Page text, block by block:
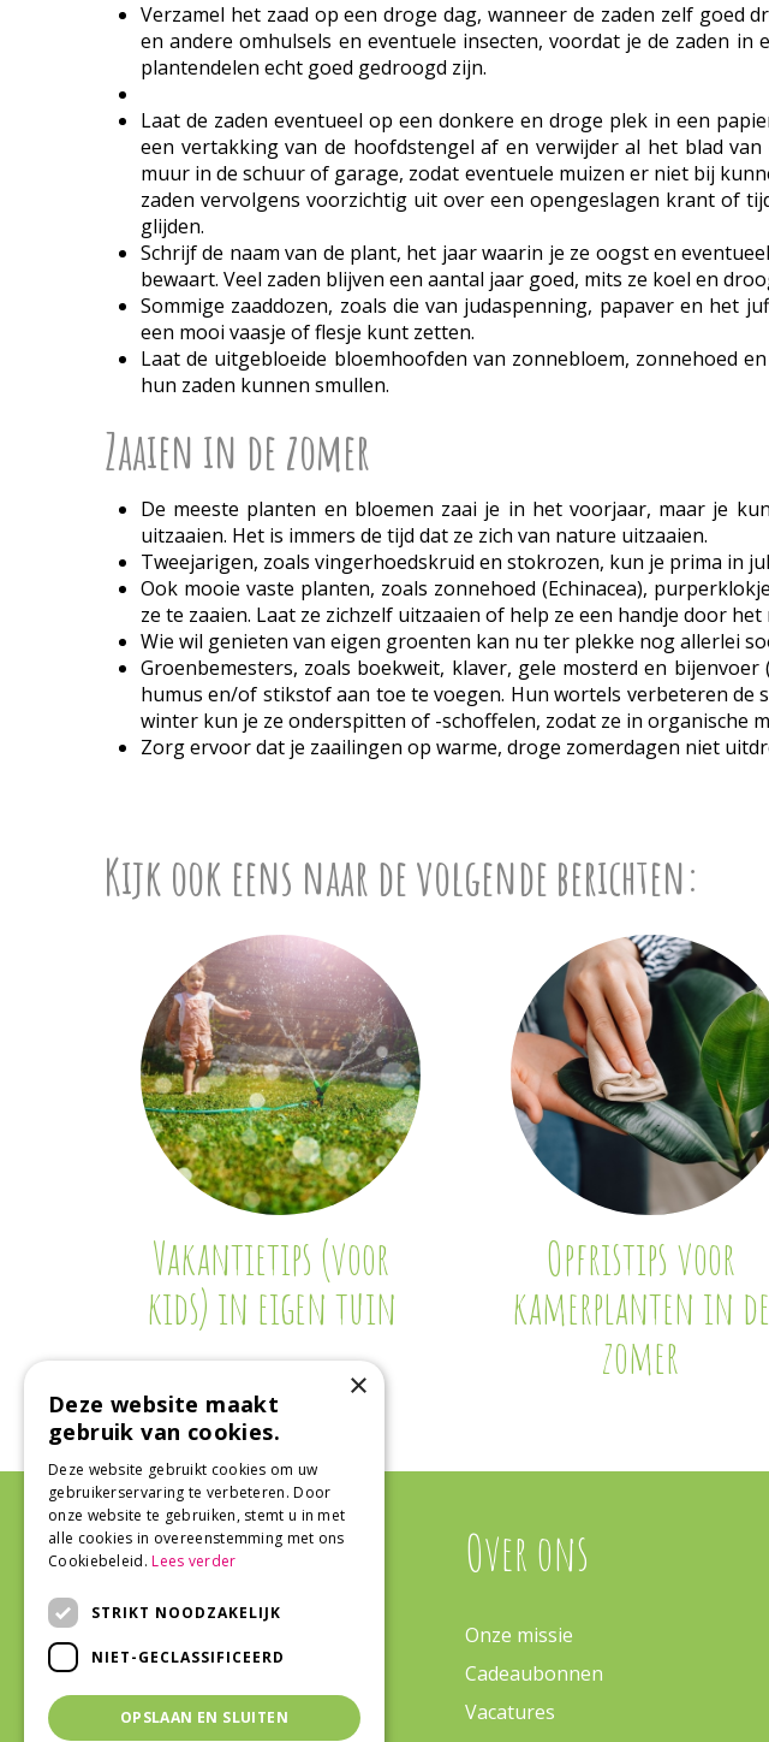
Verzamel het zaad op een droge dag, wanneer de zaden zelf goed
en andere omhulsels en eventuele insecten, voordat je de zaden
plantendelen echt goed gedroogd zijn.
Laat de zaden eventueel op een donkere en droge plek in een
een vertakking van de hoofdstengel af en verwijder al het blad
muur in de schuur of garage, zodat eventuele muizen er niet bij
zaden vervolgens voorzichtig uit over een opengeslagen krant of
glijden.
Schrijf de naam van de plant, het jaar waarin je ze oogst en
bewaart. Veel zaden blijven een aantal jaar goed, mits ze koel en
Sommige zaaddozen, zoals die van judaspenning, papaver en het
een mooi vaasje of flesje kunt zetten.
Laat de uitgebloeide bloemhoofden van zonnebloem, zonnehoed
hun zaden kunnen smullen.
Zaaien in de zomer
De meeste planten en bloemen zaai je in het voorjaar, maar je
uitzaaien. Het is immers de tijd dat ze zich van nature uitzaaien.
Tweejarigen, zoals vingerhoedskruid en stokrozen, kun je prima in
Ook mooie vaste planten, zoals zonnehoed (Echinacea),
ze te zaaien. Laat ze zichzelf uitzaaien of help ze een handje door
Wie wil genieten van eigen groenten kan nu ter plekke nog allerlei
Groenbemesters, zoals boekweit, klaver, gele mosterd en
humus en/of stikstof aan toe te voegen. Hun wortels verbeteren
winter kun je ze onderspitten of -schoffelen, zodat ze in organische
Zorg ervoor dat je zaailingen op warme, droge zomerdagen niet
Kijk ook eens naar de volgende berichten:
Vakantietips (voor
kids) in eigen tuin
Opfristips voor
kamerplanten in de
zomer
Algemeen
Veelgestelde vragen
Over ons
Onze missie
Cadeaubonnen
Vacatures
×
Deze website maakt
gebruik van cookies.
Deze website gebruikt cookies om uw
gebruikerservaring te verbeteren. Door
onze website te gebruiken, stemt u in met
alle cookies in overeenstemming met ons
Cookiebeleid.Lees verder
STRIKT NOODZAKELIJK
NIET-GECLASSIFICEERD
OPSLAAN EN SLUITEN